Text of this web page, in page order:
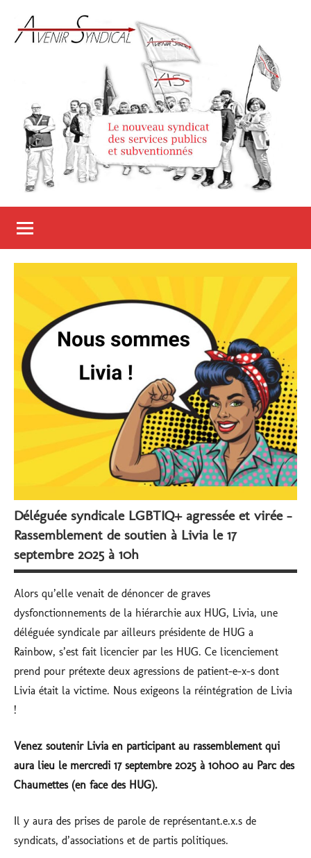
contenu
Avenir
Syndical
syndicat
des
subventionnés
Déléguée syndicale LGBTIQ+ agressée et virée –
Rassemblement de soutien à Livia le 17
septembre 2025 à 10h
Alors qu’elle venait de dénoncer de graves
dysfonctionnements de la hiérarchie aux HUG, Livia, une
déléguée syndicale par ailleurs présidente de HUG a
Rainbow, s’est fait licencier par les HUG. Ce licenciement
prend pour prétexte deux agressions de patient-e-x-s dont
Livia était la victime. Nous exigeons la réintégration de Livia
!
Venez soutenir Livia en participant au rassemblement qui
aura lieu le mercredi 17 septembre 2025 à 10h00 au Parc des
Chaumettes (en face des HUG).
Il y aura des prises de parole de représentant.e.x.s de
syndicats, d’associations et de partis politiques.